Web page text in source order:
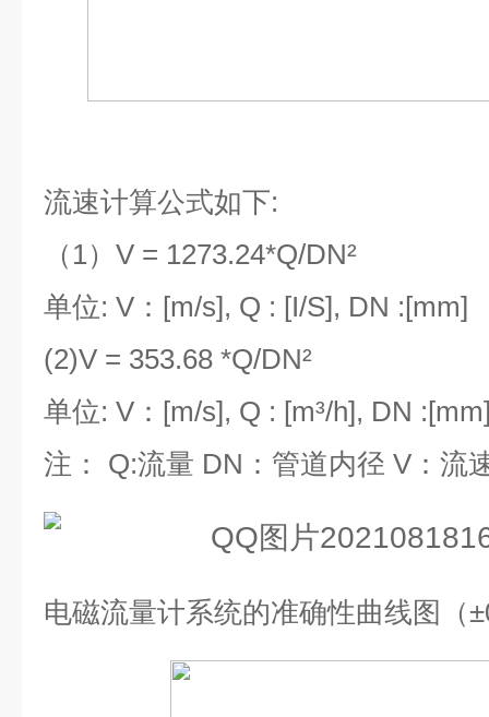
流速计算公式如下:
（ 1） V = 1273.24*Q/DN²
单位: V ： [m/s], Q : [I/S], DN :[mm]
(2)V = 353.68 *Q/DN²
单位: V ： [m/s], Q : [m³/h], DN
注：
Q:流量 DN ：管道内径 V ：流
电磁流量计系统的准确性曲线图（±